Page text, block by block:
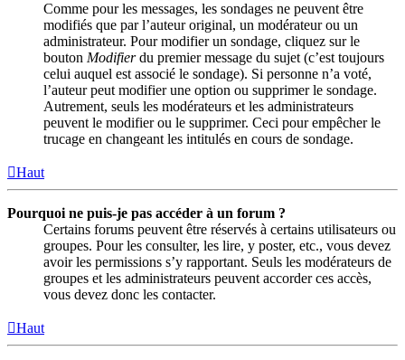
Comme pour les messages, les sondages ne peuvent être
modifiés que par l’auteur original, un modérateur ou un
administrateur. Pour modifier un sondage, cliquez sur le
bouton Modifierdu premier message du sujet (c’est toujours
celui auquel est associé le sondage). Si personne n’a voté,
l’auteur peut modifier une option ou supprimer le sondage.
Autrement, seuls les modérateurs et les administrateurs
peuvent le modifier ou le supprimer. Ceci pour empêcher le
trucage en changeant les intitulés en cours de sondage.
Haut
Pourquoi ne puis-je pas accéder à un forum ?
Certains forums peuvent être réservés à certains utilisateurs ou
groupes. Pour les consulter, les lire, y poster, etc., vous devez
avoir les permissions s’y rapportant. Seuls les modérateurs de
groupes et les administrateurs peuvent accorder ces accès,
vous devez donc les contacter.
Haut